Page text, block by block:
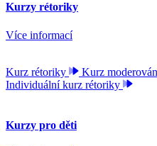
Kurzy rétoriky
Více informací
Kurz rétoriky Kurz
Individuální kurz rétoriky
Kurzy pro děti